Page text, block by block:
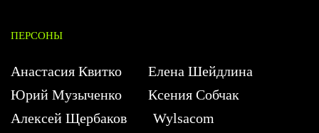
ПЕРСОНЫ
Анастасия Квитко
Елена Шейдлина
Юрий Музыченко
Ксения Собчак
Алексей Щербаков
Wylsacom